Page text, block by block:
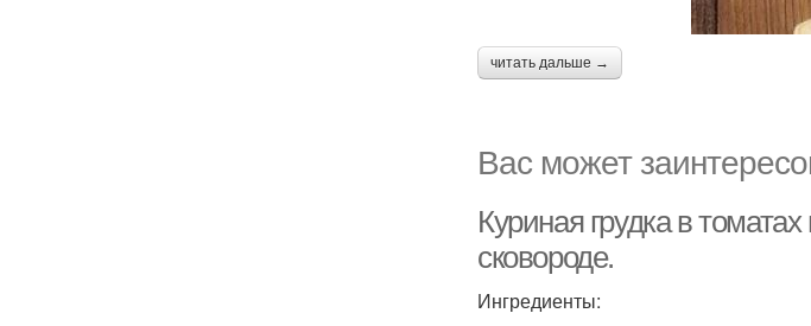
читать дальше →
Вас может
Куриная грудка в
сковороде.
Ингредиенты: